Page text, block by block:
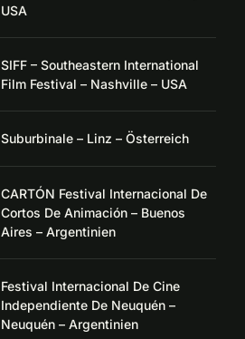
USA
SIFF – Southeastern International
Film Festival – Nashville – USA
Suburbinale – Linz – Österreich
CARTÓN Festival Internacional De
Cortos De Animación – Buenos
Aires – Argentinien
Festival Internacional De Cine
Independiente De Neuquén –
Neuquén – Argentinien